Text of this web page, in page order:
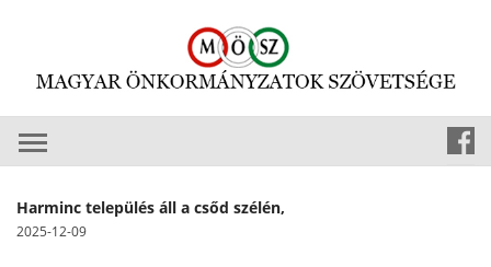
Harminc település áll a csőd szélén,
2025-12-09